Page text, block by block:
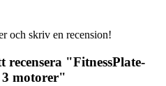
och skriv en recension!
"FitnessPlate-
motorer"